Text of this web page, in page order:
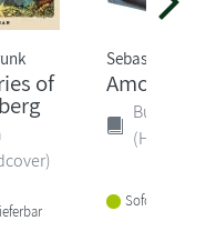
of
Sebastian
Amokspiel
Buch
Sofort